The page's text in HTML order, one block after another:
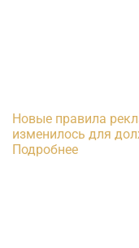
Новые правила
изменилось для
Подробнее